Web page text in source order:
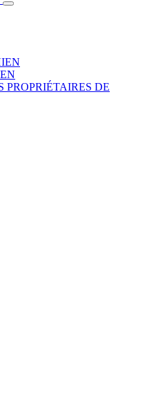
PROPRIÉTAIRES DE